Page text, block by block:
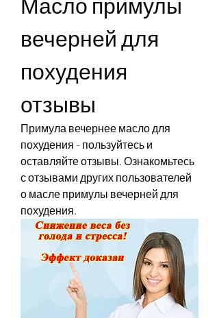
вечерней для
похудения
отзывы
Примула вечернее масло для
похудения - пользуйтесь и
оставляйте отзывы. Ознакомьтесь
с отзывами других пользователей
о масле примулы вечерней для
похудения.